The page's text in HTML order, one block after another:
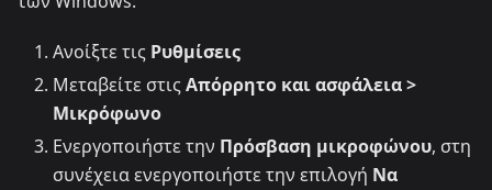
Ανοίξτε τις Ρυθμίσεις
Μεταβείτε στιςΑπόρρητο και ασφάλεια >
Μικρόφωνο
Ενεργοποιήστε την Πρόσβαση μικροφώνου, στη
συνέχεια ενεργοποιήστε την επιλογή Να